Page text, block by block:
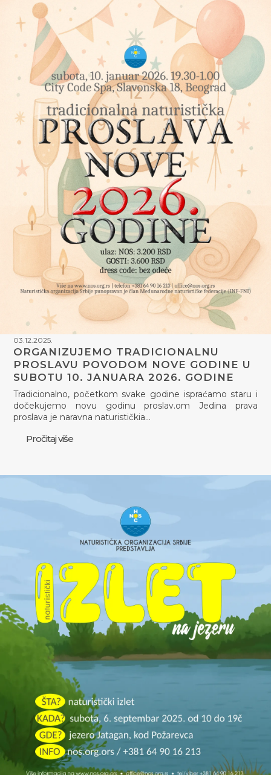
03.12.2025.
ORGANIZUJEMO TRADICIONALNU
PROSLAVU POVODOM NOVE GODINE U
SUBOTU 10. JANUARA 2026. GODINE
Tradicionalno, početkom svake godine ispraćamo staru i
dočekujemo novu godinu proslav.om Jedina prava
proslava je naravna naturističkia…
Pročitaj više